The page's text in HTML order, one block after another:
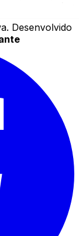
. Desenvolvido